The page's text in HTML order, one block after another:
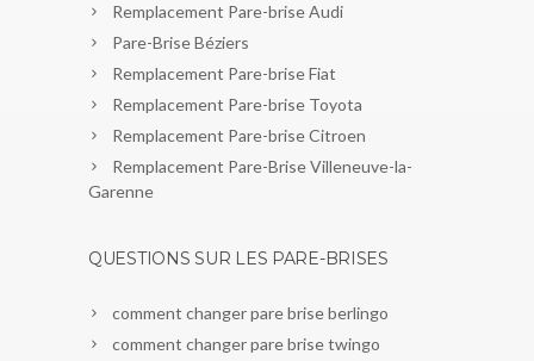
Remplacement Pare-brise Audi
Pare-Brise Béziers
Remplacement Pare-brise Fiat
Remplacement Pare-brise Toyota
Remplacement Pare-brise Citroen
Remplacement Pare-Brise Villeneuve-la-
Garenne
QUESTIONS SUR LES PARE-BRISES
comment changer pare brise berlingo
comment changer pare brise twingo